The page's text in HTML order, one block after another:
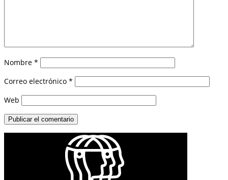
Nombre *
Correo electrónico *
Web